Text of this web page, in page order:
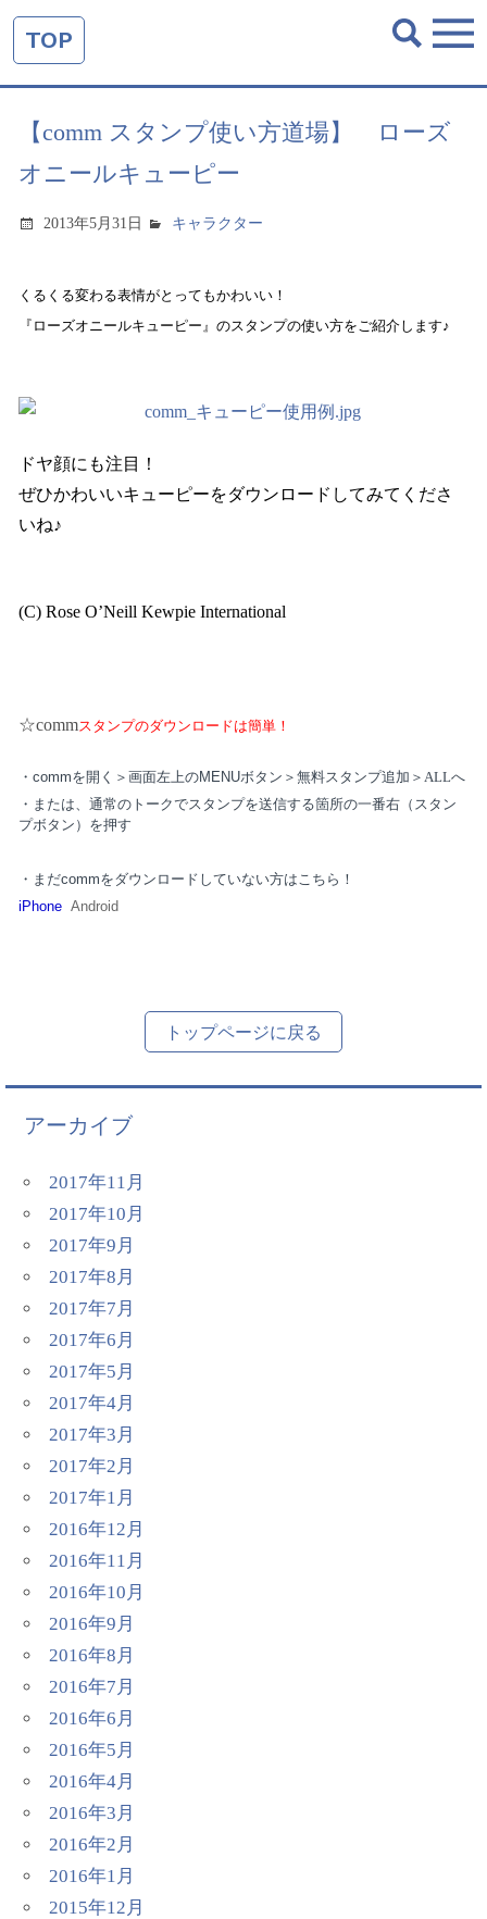
TOP
【comm スタンプ使い方道場】 ローズ
オニールキューピー
2013年5月31日 キャラクター
くるくる変わる表情がとってもかわいい！
『ローズオニールキューピー』のスタンプの使い方をご紹介します♪
ドヤ顔にも注目！
ぜひかわいいキューピーをダウンロードしてみてくださ
いね♪
(C) Rose O’Neill Kewpie International
☆commスタンプのダウンロードは簡単！
・ commを開く＞画面左上のMENUボタン＞無料スタンプ追加＞ALLへ
・または、通常のトークでスタンプを送信する箇所の一番右（スタン
プボタン）を押す
・まだcommをダウンロードしていない方はこちら！
iPhone Android
トップページに戻る
アーカイブ
2017年11月
2017年10月
2017年9月
2017年8月
2017年7月
2017年6月
2017年5月
2017年4月
2017年3月
2017年2月
2017年1月
2016年12月
2016年11月
2016年10月
2016年9月
2016年8月
2016年7月
2016年6月
2016年5月
2016年4月
2016年3月
2016年2月
2016年1月
2015年12月